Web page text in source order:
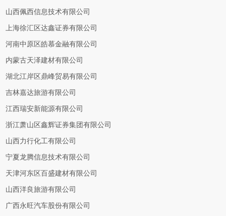
山西佩西信息技术有限公司
上海徐汇区达鑫证券有限公司
河南中原区皓慕金融有限公司
内蒙古天泽建材有限公司
湖北江岸区鼎峰贸易有限公司
吉林嘉达旅游有限公司
江西瑞安新能源有限公司
浙江萧山区鑫辉证券集团有限公司
山西力行化工有限公司
宁夏龙腾信息技术有限公司
天津河东区百盛建材有限公司
山西洋良旅游有限公司
广西永旺汽车股份有限公司